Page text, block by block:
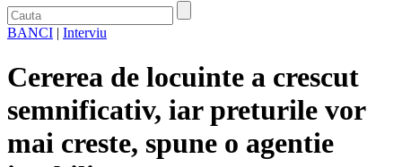
BANCI | Interviu
Cererea de locuinte a crescut
semnificativ, iar preturile vor
mai creste, spune o agentie